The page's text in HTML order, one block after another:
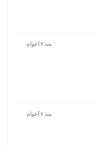
منذ ٧ أعوام
منذ ٧ أعوام